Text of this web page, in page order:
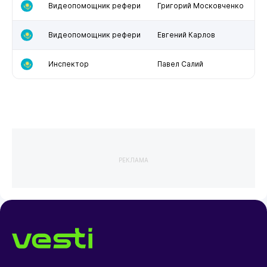
Видеопомощник рефери Григорий Московченко
Видеопомощник рефери Евгений Карлов
Инспектор Павел Салий
РЕКЛАМА